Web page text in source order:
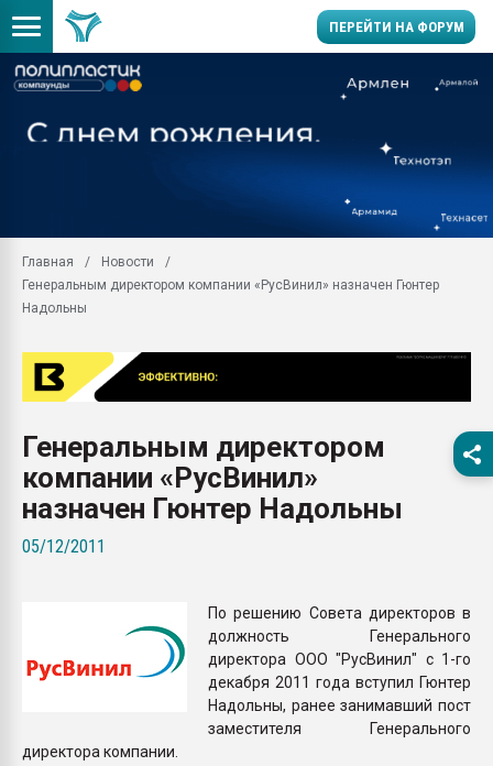
ПЕРЕЙТИ НА ФОРУМ
пластмасс
ситуацией на
Продам отходы
Armaloy PC/ABS-1IM
26.07.2022 "Сибирский
намного дороже
покупка, обмен
Главная
Новости
Генеральным директором компании «РусВинил» назначен Гюнтер
Надольны
Генеральным директором
компании «РусВинил»
назначен Гюнтер Надольны
05/12/2011
По решению Совета директоров в
должность Генерального
директора ООО "РусВинил" с 1-го
декабря 2011 года вступил Гюнтер
Надольны, ранее занимавший пост
заместителя Генерального
директора компании.